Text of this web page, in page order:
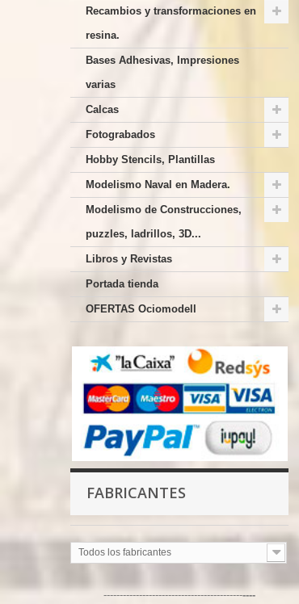
Recambios y transformaciones en
resina.
Bases Adhesivas, Impresiones
varias
Calcas
Fotograbados
Hobby Stencils, Plantillas
Modelismo Naval en Madera.
Modelismo de Construcciones,
puzzles, ladrillos, 3D...
Libros y Revistas
Portada tienda
OFERTAS Ociomodell
FABRICANTES
Todos los fabricantes
-----------------------------------------------